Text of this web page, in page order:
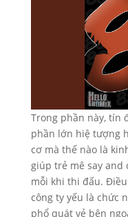
Trong phần này, tín
phần lớn hiệ tượng
cơ mà thế nào là
giúp trẻ mê say and
mỗi khi thi đấu.
công ty yếu là chức
phổ quát vẻ bên